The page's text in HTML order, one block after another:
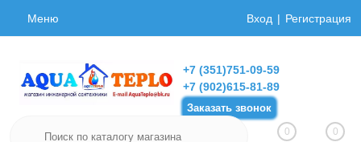
Меню Вход Регистрация
+7 (351)751-09-59
+7 (902)615-81-89
Заказать звонок
0 0